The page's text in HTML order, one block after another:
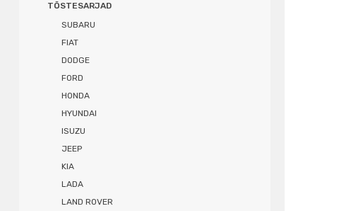
TÕSTESARJAD
SUBARU
FIAT
DODGE
FORD
HONDA
HYUNDAI
ISUZU
JEEP
KIA
LADA
LAND ROVER